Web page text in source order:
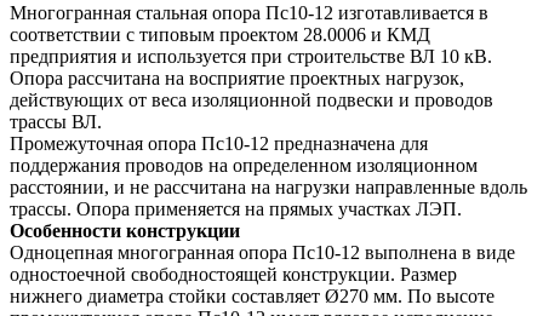
Многогранная стальная опора Пс10-12 изготавливается в
соответствии с типовым проектом 28.0006 и КМД
предприятия и используется при строительстве ВЛ 10 кВ.
Опора рассчитана на восприятие проектных нагрузок,
действующих от веса изоляционной подвески и проводов
трассы ВЛ.
Промежуточная опора Пс10-12 предназначена для
поддержания проводов на определенном изоляционном
расстоянии, и не рассчитана на нагрузки направленные вдоль
трассы. Опора применяется на прямых участках ЛЭП.
Особенности конструкции
Одноцепная многогранная опора Пс10-12 выполнена в виде
одностоечной свободностоящей конструкции. Размер
нижнего диаметра стойки составляет Ø270 мм. По высоте